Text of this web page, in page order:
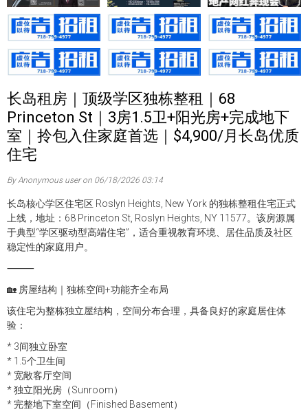
长岛租房｜顶级学区独栋整租｜68
Princeton St｜3房1.5卫+阳光房+完成地下
室｜拎包入住家庭首选｜$4,900/月长岛优质
住宅
By Anonymous user on 06/18/2026 03:14
长岛核心学区住宅区 Roslyn Heights, New York 的独栋整租住宅正式
上线，地址：68 Princeton St, Roslyn Heights, NY 11577。该房源属
于典型“学区驱动型高端住宅”，适合重视教育环境、居住品质及社区
稳定性的家庭用户。
⸻
🏡 房屋结构｜独栋空间+功能齐全布局
该住宅为整栋独立屋结构，空间分布合理，具备良好的家庭居住体
验：
* 3间独立卧室
* 1.5个卫生间
* 宽敞客厅空间
* 独立阳光房（Sunroom）
* 完整地下室空间（Finished Basement）